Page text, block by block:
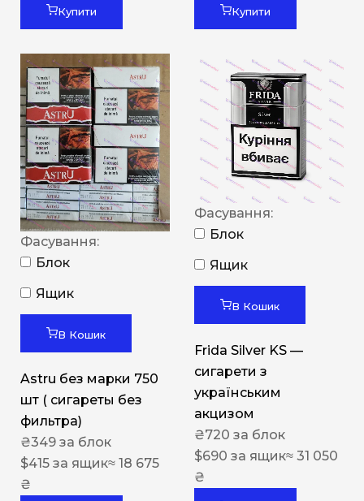
Купити Купити
Фасування:
Блок
Ящик
В Кошик
Astru без марки 750
шт ( сигареты без
фильтра)
₴349 за блок
$415 за ящик≈ 18 675
₴
Фасування:
Блок
Ящик
В Кошик
Frida Silver KS —
сигарети з
українським
акцизом
₴720 за блок
$690 за ящик≈ 31 050
₴